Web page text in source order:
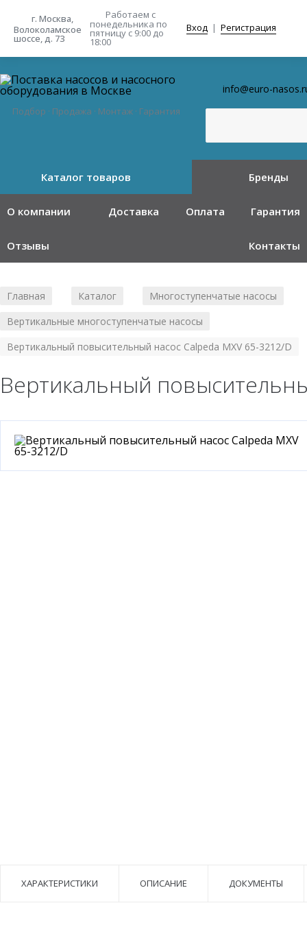
г. Москва,
Волоколамское
шоссе, д. 73
Работаем с
понедельника по
пятницу с 9:00 до
18:00
Вход | Регистрация
Подбор · Продажа · Монтаж · Гарантия
info@euro-
Каталог товаров Бренды
О компании Доставка Оплата Гарантия
Отзывы Контакты
Главная Каталог Многоступенчатые насосы
Вертикальные многоступенчатые насосы
Вертикальный повысительный насос Calpeda MXV 65-3212/D
Вертикальный
ХАРАКТЕРИСТИКИ ОПИСАНИЕ ДОКУМЕНТЫ